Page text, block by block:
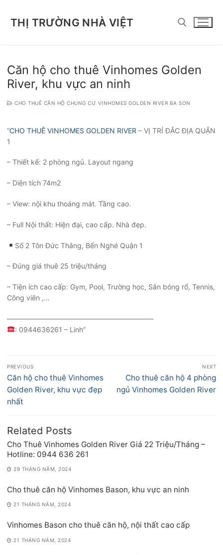
THỊ TRƯỜNG NHÀ VIỆT
Căn hộ cho thuê Vinhomes Golden
River, khu vực an ninh
CHO THUÊ CĂN HỘ CHUNG CƯ VINHOMES GOLDEN RIVER BA SON
“CHO THUÊ VINHOMES GOLDEN RIVER – VỊ TRÍ ĐẮC ĐỊA QUẬN
1
– Thiết kế: 2 phòng ngủ. Layout ngang
– Diện tích 74m2
– View: nội khu thoáng mát. Tầng cao.
– Full Nội thất: Hiện đại, cao cấp. Nhà đẹp.
Số 2 Tôn Đức Thắng, Bến Nghé Quận 1
– Đúng giá thuê 25 triệu/tháng
– Tiện ích cao cấp: Gym, Pool, Trường học, Sân bóng rổ, Tennis,
Công viên ,…
—————————————————————
: 0944636261 – Linh”
Điều
hướng
bài
viết
PREVIOUS
Previous
post:
Căn hộ cho thuê Vinhomes
Golden River, khu vực đẹp
nhất
NEXT
Next
post:
Cho thuê căn hộ 4 phòng
ngủ Vinhomes Golden River
Related Posts
Cho Thuê Vinhomes Golden River Giá 22 Triệu/Tháng –
Hotline: 0944 636 261
29 THÁNG NĂM, 2024
Cho thuê căn hộ Vinhomes Bason, khu vực an ninh
21 THÁNG NĂM, 2024
Vinhomes Bason cho thuê căn hộ, nội thất cao cấp
21 THÁNG NĂM, 2024